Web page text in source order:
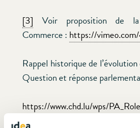
[3] Voir proposition de
Commerce : https://
Rappel historique de
Question et réponse
https://www.chd.lu/wps/